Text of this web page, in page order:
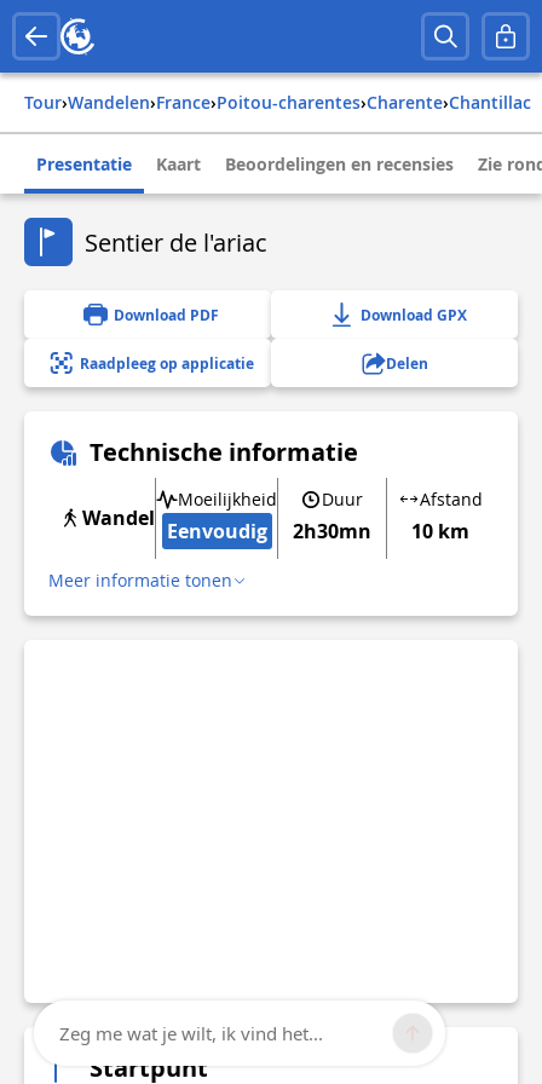
Tour› Wandelen› france› poitou-charentes› charente› chantillac
Presentatie Kaart Beoordelingen en recensies Zie
Sentier de l'ariac
Download PDF Download GPX
Raadpleeg op applicatie Delen
Technische informatie
Wandel
Moeilijkheid
Eenvoudig
Duur
2h30mn
Afstand
10 km
Meer informatie tonen
Startpunt
Zeg me wat je wilt, ik vind het...